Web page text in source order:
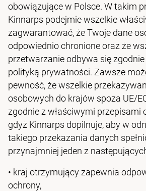
obowiązujące w Polsce. W takim
Kinnarps podejmie wszelkie
zagwarantować, że Twoje dane
odpowiednio chronione oraz że
przetwarzanie odbywa się
polityką prywatności. Zawsze
pewność, że wszelkie
osobowych do krajów spoza UE/
zgodnie z właściwymi przepisami
gdyż Kinnarps dopilnuje, aby w
takiego przekazania danych
przynajmniej jeden z
• kraj otrzymujący zapewnia
ochrony,